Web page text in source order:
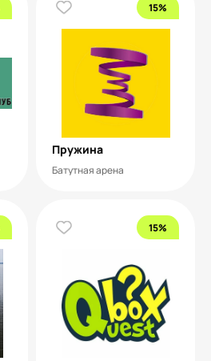
15%
Пружина
Батутная арена
15%